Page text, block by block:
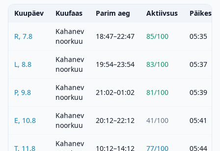
Kuupäev Kuufaas Parim aeg Aktiivsus
R, 7.8
Kahanev
noorkuu
18:47–22:47 85/100 05:35
L, 8.8
Kahanev
noorkuu
19:54–23:54 83/100 05:37
P, 9.8
Kahanev
noorkuu
21:02–01:02 81/100 05:39
E, 10.8
Kahanev
noorkuu
20:12–22:12 41/100 05:41
T, 11.8
Kahanev
10:12–14:12 77/100 05:44